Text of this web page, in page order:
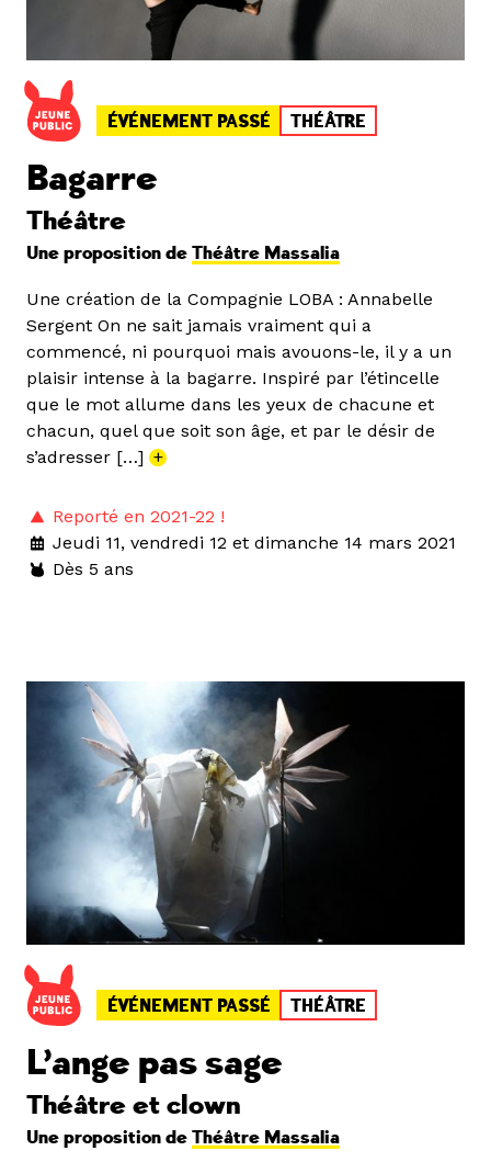
ÉVÉNEMENT PASSÉ THÉÂTRE
Bagarre
Théâtre
Une proposition de Théâtre Massalia
Une création de la Compagnie LOBA : Annabelle
Sergent On ne sait jamais vraiment qui a
commencé, ni pourquoi mais avouons-le, il y a un
plaisir intense à la bagarre. Inspiré par l’étincelle
que le mot allume dans les yeux de chacune et
chacun, quel que soit son âge, et par le désir de
s’adresser […] +
Reporté en 2021-22 !
Jeudi 11, vendredi 12 et dimanche 14 mars 2021
Dès 5 ans
ÉVÉNEMENT PASSÉ THÉÂTRE
L’ange pas sage
Théâtre et clown
Une proposition de Théâtre Massalia